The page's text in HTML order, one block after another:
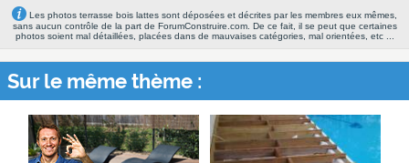
Les photos terrasse bois lattes sont déposées et décrites par les membres eux mêmes,
sans aucun contrôle de la part de ForumConstruire.com. De ce fait, il se peut que certaines
photos soient mal détaillées, placées dans de mauvaises catégories, mal orientées, etc ...
Sur le même thème :